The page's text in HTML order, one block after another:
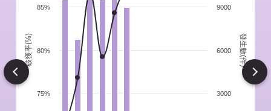
破獲率(%) 發生數(件)
75%
80%
85%
3000
6000
9000